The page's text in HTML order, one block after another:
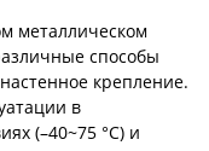
металлическом
способы
крепление.
в
(–40~75 °C) и